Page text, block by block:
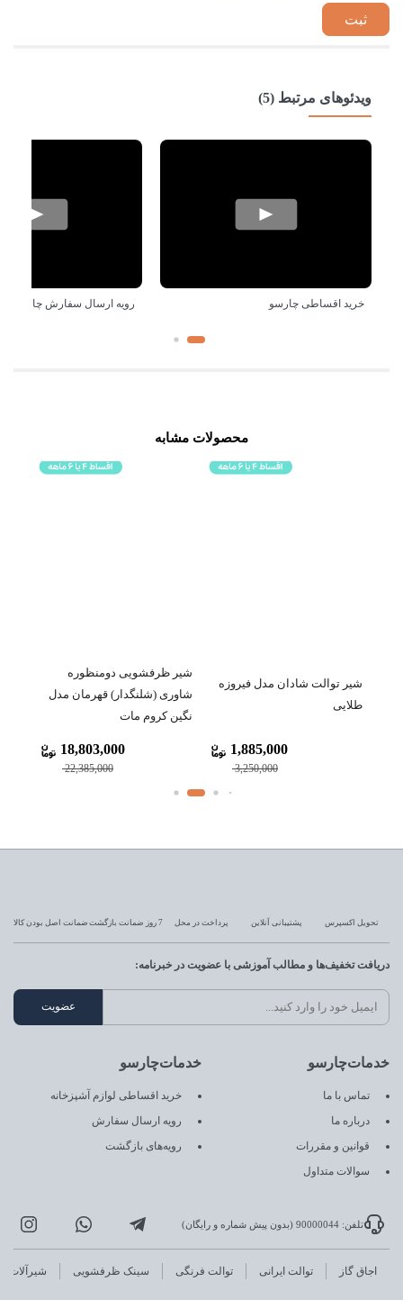
ویدئوهای مرتبط (5)
خرید اقساطی چارسو رویه ارسال سفارش چارسو
محصولات مشابه
شیر توالت شادان مدل فیروزه
طلایی
3,250,000
1,885,000
شیر ظرفشویی دومنظوره
شاوری (شلنگدار) قهرمان مدل
نگین کروم مات
22,385,000
18,803,000
تحویل اکسپرس پشتیبانی آنلاین پرداخت در محل 7 روز ضمانت بازگشت ضمانت اصل بودن کالا
خدمات‌چارسو
تماس با ما
درباره ما
قوانین و مقررات
سوالات متداول
خدمات‌چارسو
خرید اقساطی لوازم آشپزخانه
رویه ارسال سفارش
رویه‌های بازگشت
دریافت تخفیف‌ها و مطالب آموزشی با عضویت در خبرنامه:
تلفن: 90000044 (بدون پیش شماره و رایگان)
اجاق گاز توالت ایرانی توالت فرنگی سینک ظرفشویی شیرآلات